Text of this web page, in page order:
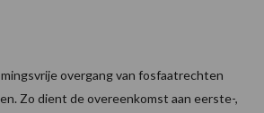
overgang van fosfaatrechten
Zo dient de overeenkomst aan eerste-,